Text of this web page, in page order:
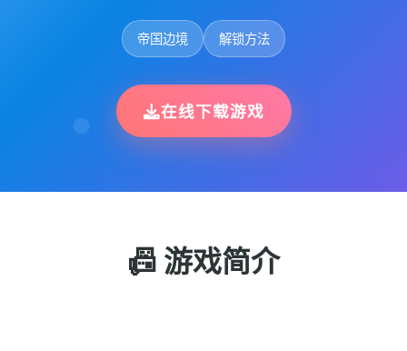
帝国边境 解锁方法
在线下载游戏
📠 游戏简介